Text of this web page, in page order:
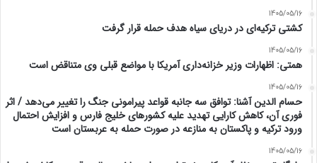
1405/05/16
کشتی ترکیه‌ای در دریای سیاه هدف حمله قرار گرفت
1405/05/16
همتی: اظهارات وزیر خزانه‌داری آمریکا با مواضع قبلی وی متناقض است
1405/05/16
حسام الدین آشنا: توافق سه جانبه قواعد پیرامونی جنگ را تغییر می‌دهد / اثر
فوری آن، کاهش کارایی تهدید علیه کشور‌های خلیج فارس و افزایش احتمال
ورود ترکیه و پاکستان به منازعه در صورت حمله به عربستان است
1405/05/16